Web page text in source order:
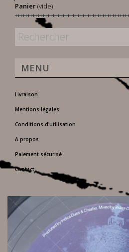
Panier(vide)
MENU
Livraison
Mentions légales
Conditions d'utilisation
A propos
Paiement sécurisé
Contact